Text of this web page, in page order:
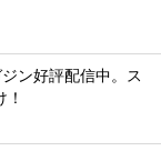
ン好評配信中。ス